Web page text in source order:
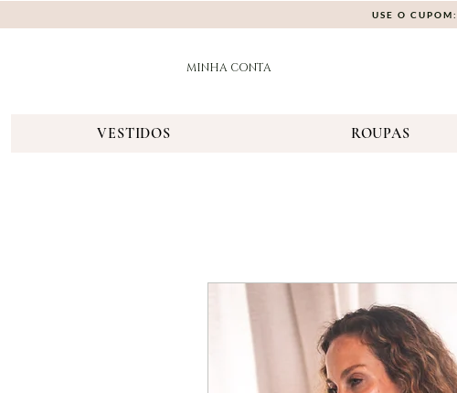
USE O CUPOM:
MINHA CONTA
VESTIDOS ROUPAS